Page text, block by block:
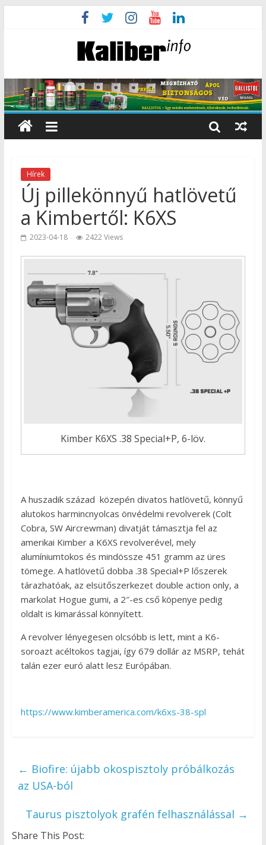
Hírek
Új pillekönnyű hatlövetű
a Kimbertől: K6XS
2023-04-18 2422 Views
Kimber K6XS .38 Special+P, 6-löv.
A huszadik század közepén divatos hatlövetű, könnyű
alutokos harmincnyolcas önvédelmi revolverek (Colt
Cobra, SW Aircrewman) divatját támasztja fel az
amerikai Kimber a K6XS revolverével, mely
alumíniumtokos és mindössze 451 gramm az üres
tömege. A hatlövetű dobba .38 Special+P lőszerek
tárazhatóak, az elsütőszerkezet double action only, a
markolat Hogue gumi, a 2″-es cső köpenye pedig
oldalt is kimarással könnyített.
A revolver lényegesen olcsóbb is lett, mint a K6-
soroazt acéltokos tagjai, így 679 dollár az MSRP, tehát
talán ezer euró alatt lesz Európában.
https://www.kimberamerica.com/k6xs-38-spl
← Biofire: újabb okospisztoly próbálkozás
az USA-ból
Taurus pisztolyok grafén felhasználással →
Share This Post: